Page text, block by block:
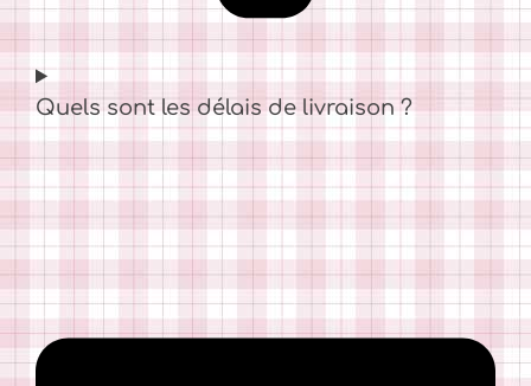
Quels sont les délais de livraison ?